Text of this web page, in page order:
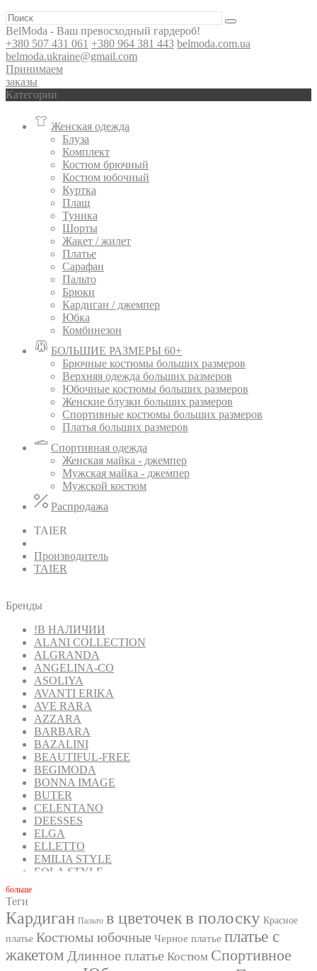
BelModa - Ваш превосходный гардероб!
+380 507 431 061 +380 964 381 443 belmoda.com.ua
belmoda.ukraine@gmail.com
Принимаем
заказы
Категории
Женская одежда
Блуза
Комплект
Костюм брючный
Костюм юбочный
Куртка
Плащ
Туника
Шорты
Жакет / жилет
Платье
Сарафан
Пальто
Брюки
Кардиган / джемпер
Юбка
Комбинезон
БОЛЬШИЕ РАЗМЕРЫ 60+
Брючные костюмы больших размеров
Верхняя одежда больших размеров
Юбочные костюмы больших размеров
Женские блузки больших размеров
Спортивные костюмы больших размеров
Платья больших размеров
Спортивная одежда
Женская майка - джемпер
Мужская майка - джемпер
Мужской костюм
Распродажа
TAIER
Производитель
TAIER
Бренды
!В НАЛИЧИИ
ALANI COLLECTION
ALGRANDA
ANGELINA-CO
ASOLIYA
AVANTI ERIKA
AVE RARA
AZZARA
BARBARA
BAZALINI
BEAUTIFUL-FREE
BEGIMODA
BONNA IMAGE
BUTER
CELENTANO
DEESSES
ELGA
ELLETTO
EMILIA STYLE
EOLA STYLE
GIZART
GOLDEN VALLEY
IVA
бoльше
Теги
Кардиган Пальто в цветочекв полоску Красное
платье Костюмы юбочные Черное платье платье с
жакетом Длинное платье Костюм Спортивное